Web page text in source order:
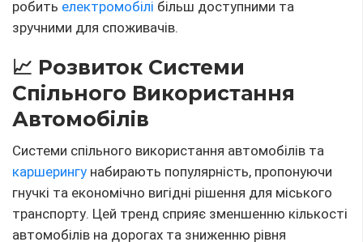
🛠Інноваціїу Матеріалах та
Технологіях Виробництва
Інновації в галузі матеріалів та виробничих
технологій відкривають нові можливості для
створення легких, міцних та енергоефективних